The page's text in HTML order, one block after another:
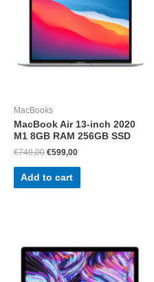
256GB
SSD
quantity
MacBooks
MacBook Air 13-inch 2020
M1 8GB RAM 256GB SSD
€749,00 Original
was:
€599,00Current
€599,00.
Add to cart